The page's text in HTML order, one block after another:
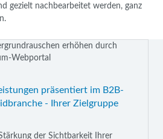
gezielt nachbearbeitet werden, ganz
präsentiert im B2B-
- Ihrer Zielgruppe
der Sichtbarkeit Ihrer